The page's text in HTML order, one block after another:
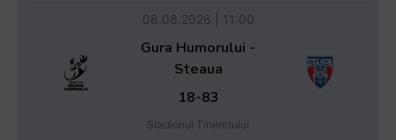
08.08.2026 | 11:00
Gura Humorului -
Steaua
18-83
Stadionul Tineretului